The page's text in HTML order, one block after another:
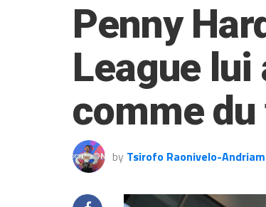
Penny
League lui
comme
by Tsirofo Raonivelo-